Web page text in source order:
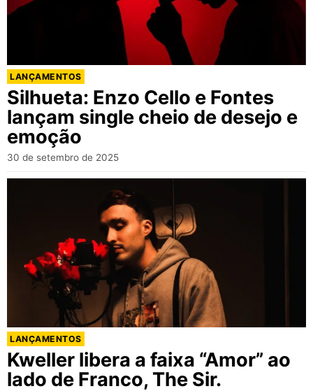
LANÇAMENTOS
Silhueta: Enzo Cello e Fontes
lançam single cheio de desejo e
emoção
30 de setembro de 2025
LANÇAMENTOS
Kweller libera a faixa “Amor” ao
lado de Franco, The Sir.